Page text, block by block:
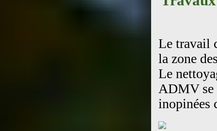
Le travail
la zone
Le
ADMV se
inopinées